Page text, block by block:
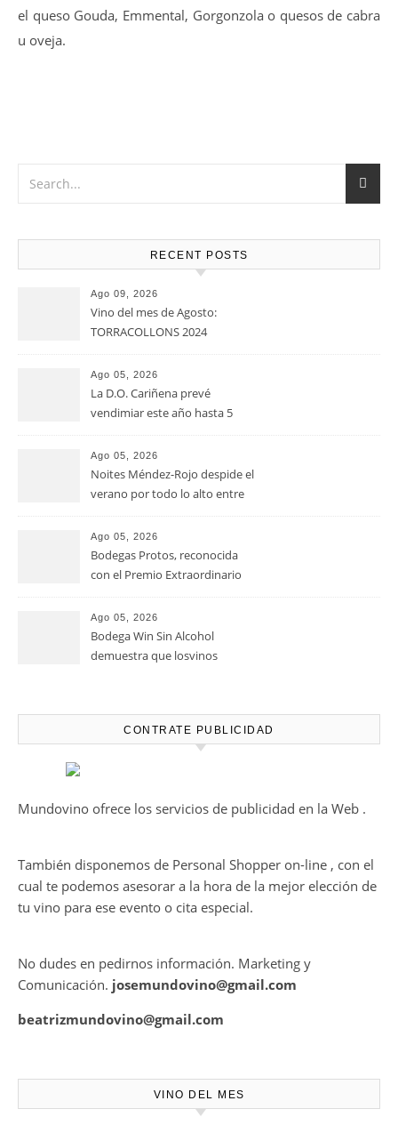
el queso Gouda, Emmental, Gorgonzola o quesos de cabra
u oveja.
RECENT POSTS
Ago 09, 2026
Vino del mes de Agosto:
TORRACOLLONS 2024
Ago 05, 2026
La D.O. Cariñena prevé
vendimiar este año hasta 5
que en 2025
Ago 05, 2026
Noites Méndez-Rojo despide el
verano por todo lo alto entre
Ago 05, 2026
Bodegas Protos, reconocida
con el Premio Extraordinario
casi un siglo de excelencia
vitivinícola
Ago 05, 2026
Bodega Win Sin Alcohol
demuestra que losvinos
en el viñedo
CONTRATE PUBLICIDAD
Mundovino ofrece los servicios de publicidad en la Web .
También disponemos de Personal Shopper on-line , con el
cual te podemos asesorar a la hora de la mejor elección de
tu vino para ese evento o cita especial.
No dudes en pedirnos información. Marketing y
Comunicación. josemundovino@gmail.com
beatrizmundovino@gmail.com
VINO DEL MES